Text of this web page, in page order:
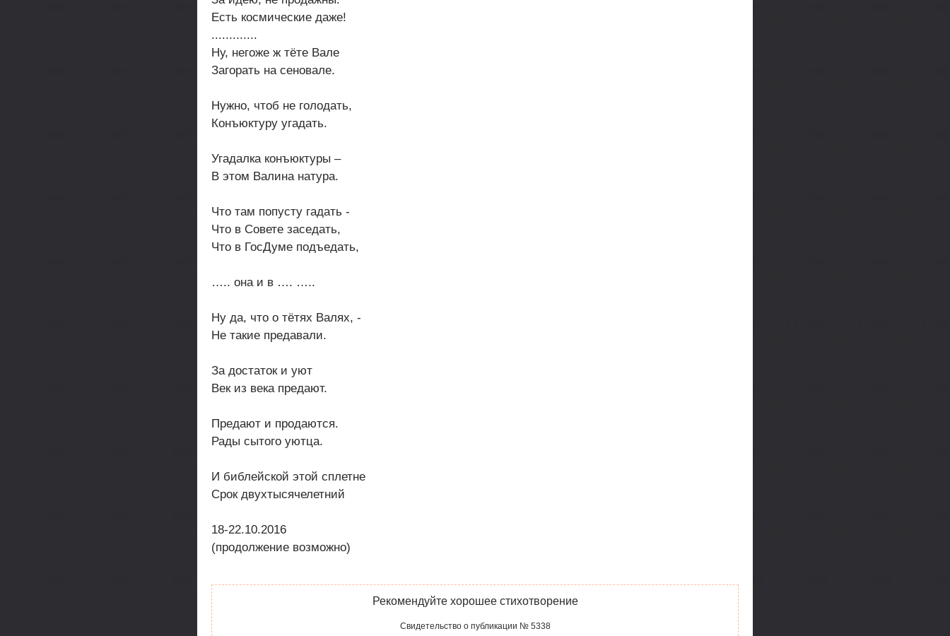
Есть космические даже!
.............
Ну, негоже ж тёте Вале
Загорать на сеновале.
Нужно, чтоб не голодать,
Конъюктуру угадать.
Угадалка конъюктуры –
В этом Валина натура.
Что там попусту гадать -
Что в Совете заседать,
Что в ГосДуме подъедать,
….. она и в …. …..
Ну да, что о тётях Валях, -
Не такие предавали.
За достаток и уют
Век из века предают.
Предают и продаются.
Рады сытого уютца.
И библейской этой сплетне
Срок двухтысячелетний
18-22.10.2016
(продолжение возможно)
Рекомендуйте хорошее стихотворение
Свидетельство о публикации № 5338